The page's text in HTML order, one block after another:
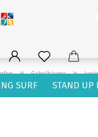
SURF STAND UP
» Gabelbäume »